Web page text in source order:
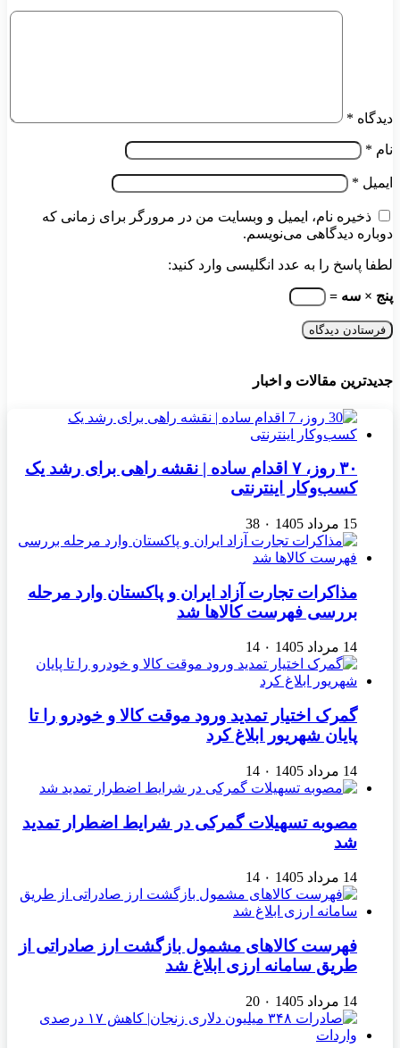
دیدگاه *
نام *
ایمیل *
ذخیره نام، ایمیل و وبسایت من در مرورگر برای زمانی که
دوباره دیدگاهی می‌نویسم.
لطفا پاسخ را به عدد انگلیسی وارد کنید:
پنج × سه =
جدیدترین مقالات و اخبار
۳۰ روز، ۷ اقدام ساده | نقشه راهی برای رشد یک
کسب‌وکار اینترنتی
15 مرداد 1405 ۰ 38
مذاکرات تجارت آزاد ایران و پاکستان وارد مرحله
بررسی فهرست کالاها شد
14 مرداد 1405 ۰ 14
گمرک اختیار تمدید ورود موقت کالا و خودرو را تا
پایان شهریور ابلاغ کرد
14 مرداد 1405 ۰ 14
مصوبه تسهیلات گمرکی در شرایط اضطرار تمدید
شد
14 مرداد 1405 ۰ 14
فهرست کالاهای مشمول بازگشت ارز صادراتی از
طریق سامانه ارزی ابلاغ شد
14 مرداد 1405 ۰ 20